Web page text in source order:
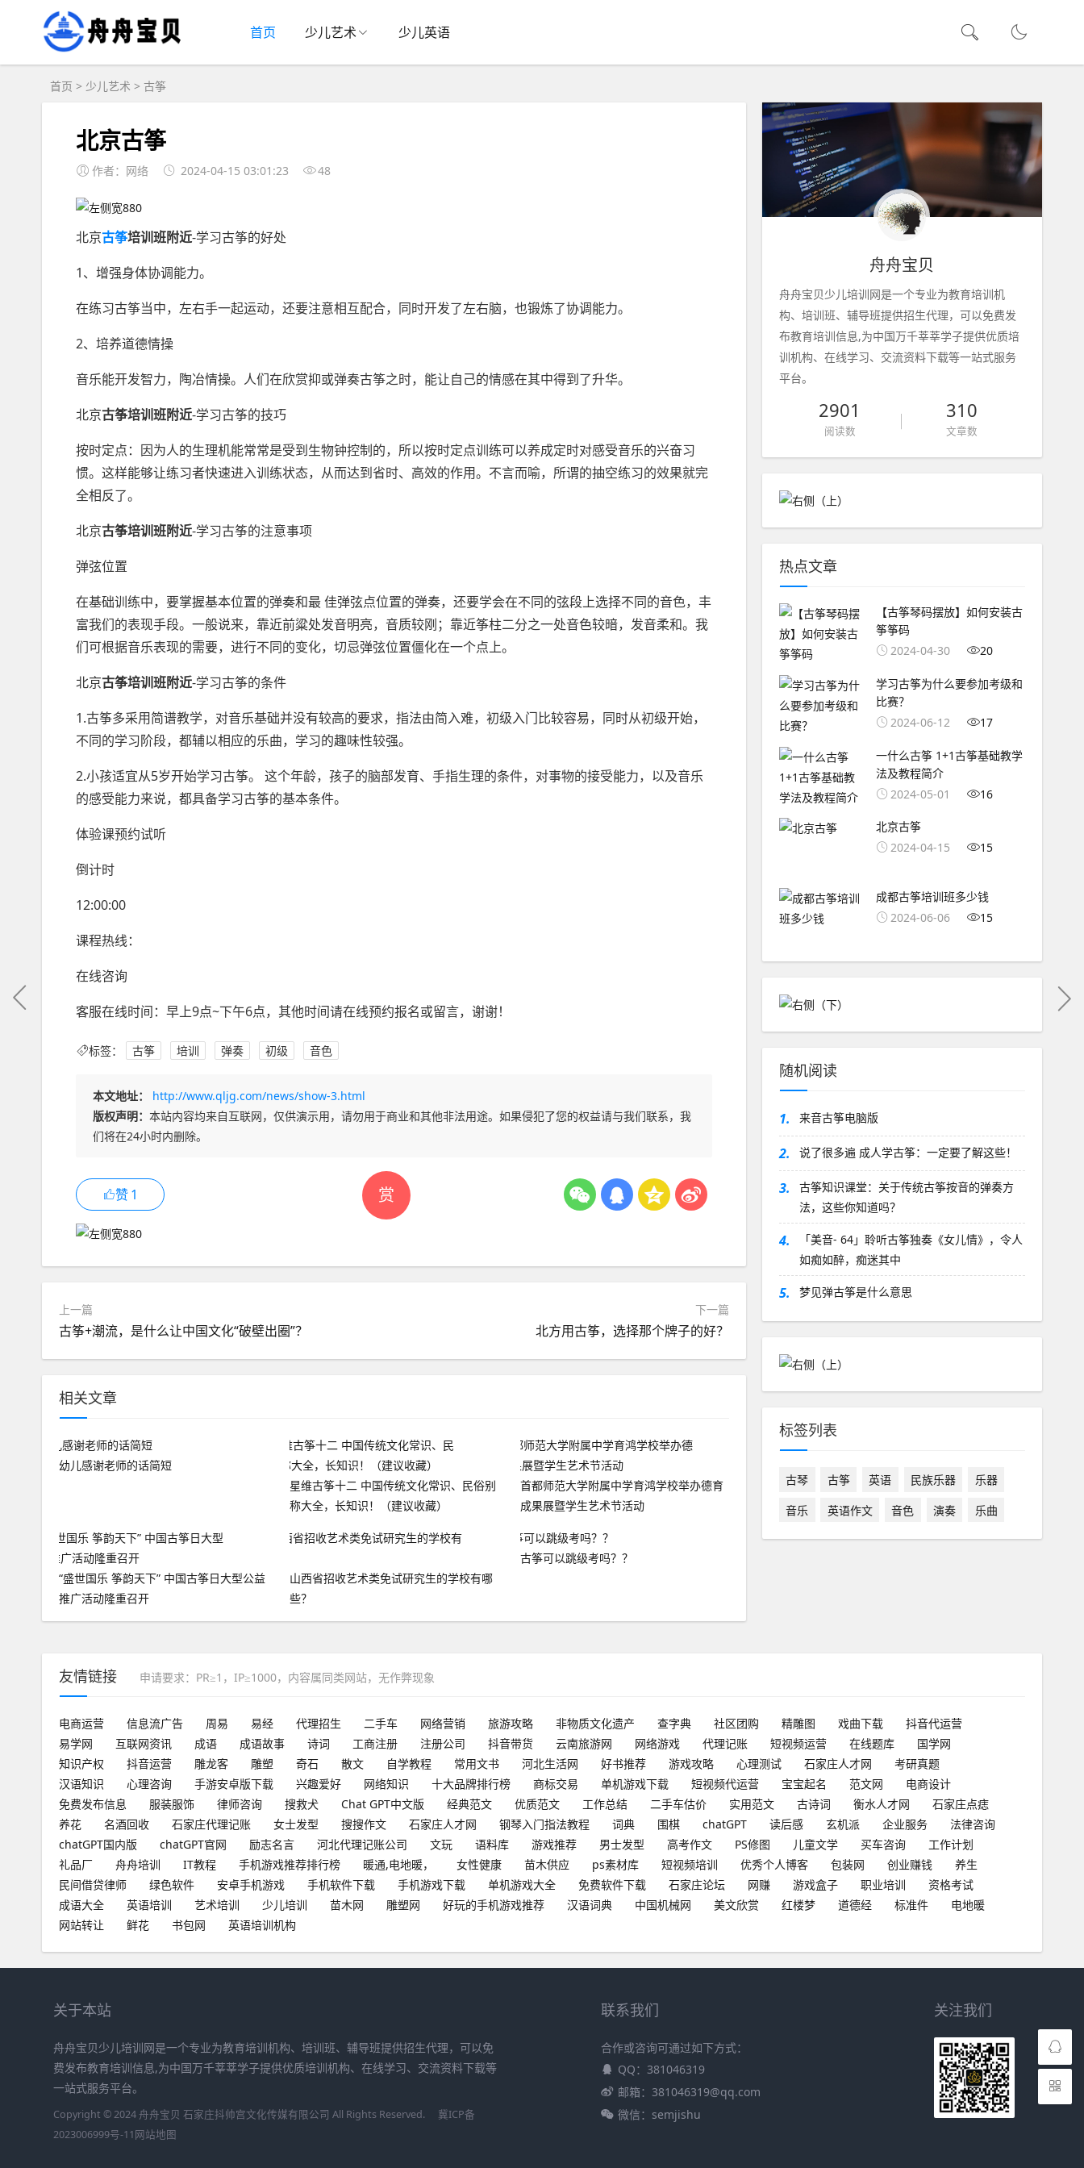
首页 少儿艺术 少儿英语
首页 > 少儿艺术 > 古筝
北京古筝
作者：网络 2024-04-15 03:01:23 48
北京古筝培训班附近-学习古筝的好处
1、增强身体协调能力。
在练习古筝当中，左右手一起运动，还要注意相互配合，同时开发了左右脑，也锻炼了协调能力。
2、培养道德情操
音乐能开发智力，陶冶情操。人们在欣赏抑或弹奏古筝之时，能让自己的情感在其中得到了升华。
北京古筝培训班附近-学习古筝的技巧
按时定点：因为人的生理机能常常是受到生物钟控制的，所以按时定点训练可以养成定时对感受音乐的兴奋习
惯。这样能够让练习者快速进入训练状态，从而达到省时、高效的作用。不言而喻，所谓的抽空练习的效果就完
全相反了。
北京古筝培训班附近-学习古筝的注意事项
弹弦位置
在基础训练中，要掌握基本位置的弹奏和最 佳弹弦点位置的弹奏，还要学会在不同的弦段上选择不同的音色，丰
富我们的表现手段。一般说来，靠近前粱处发音明亮，音质较刚；靠近筝柱二分之一处音色较暗，发音柔和。我
们可根据音乐表现的需要，进行不同的变化，切忌弹弦位置僵化在一个点上。
北京古筝培训班附近-学习古筝的条件
1.古筝多采用简谱教学，对音乐基础并没有较高的要求，指法由简入难，初级入门比较容易，同时从初级开始，
不同的学习阶段，都辅以相应的乐曲，学习的趣味性较强。
2.小孩适宜从5岁开始学习古筝。 这个年龄，孩子的脑部发育、手指生理的条件，对事物的接受能力，以及音乐
的感受能力来说，都具备学习古筝的基本条件。
体验课预约试听
倒计时
12:00:00
课程热线：
在线咨询
客服在线时间：早上9点~下午6点，其他时间请在线预约报名或留言，谢谢！
标签： 古筝 培训 弹奏 初级 音色
赏
本文地址：
http://www.qljg.com/news/show-3.html
版权声明： 本站内容均来自互联网，仅供演示用，请勿用于商业和其他非法用途。如果侵犯了您的权益请与我们联系，我
们将在24小时内删除。
赞1
上一篇
古筝+潮流，是什么让中国文化“破壁出圈”？
下一篇
北方用古筝，选择那个牌子的好？
相关文章
幼儿感谢老师的话简短
星维古筝十二 中国传统文化常识、民俗别
称大全，长知识！（建议收藏）
首都师范大学附属中学育鸿学校举办德育
成果展暨学生艺术节活动
“盛世国乐 筝韵天下” 中国古筝日大型公益
推广活动隆重召开
山西省招收艺术类免试研究生的学校有哪
些？
古筝可以跳级考吗？？
舟舟宝贝
舟舟宝贝少儿培训网是一个专业为教育培训机
构、培训班、辅导班提供招生代理，可以免费发
布教育培训信息,为中国万千莘莘学子提供优质培
训机构、在线学习、交流资料下载等一站式服务
平台。
2901
阅读数
310
文章数
热点文章
【古筝琴码摆放】如何安装古
筝筝码
2024-04-30
20
学习古筝为什么要参加考级和
比赛？
2024-06-12
17
一什么古筝 1+1古筝基础教学
法及教程简介
2024-05-01
16
北京古筝
2024-04-15
15
成都古筝培训班多少钱
2024-06-06
15
随机阅读
1. 来音古筝电脑版
2. 说了很多遍 成人学古筝：一定要了解这些！
3.
古筝知识课堂：关于传统古筝按音的弹奏方
法，这些你知道吗？
4.
「美音- 64」聆听古筝独奏《女儿情》，令人
如痴如醉，痴迷其中
5. 梦见弹古筝是什么意思
标签列表
古琴 古筝 英语 民族乐器
乐器
音乐
英语作文 音色 演奏 乐曲
友情链接 申请要求：PR≥1，IP≥1000，内容属同类网站，无作弊现象
电商运营 信息流广告 周易 易经 代理招生 二手车 网络营销 旅游攻略 非物质文化遗产 查字典 社区团购 精雕图 戏曲下载
抖音代运营
易学网
互联网资讯 成语 成语故事 诗词 工商注册 注册公司 抖音带货 云南旅游网 网络游戏 代理记账 短视频运营 在线题库
国学网
知识产权
抖音运营 雕龙客 雕塑 奇石 散文 自学教程 常用文书 河北生活网 好书推荐 游戏攻略 心理测试 石家庄人才网
考研真题
汉语知识
心理咨询 手游安卓版下载 兴趣爱好 网络知识 十大品牌排行榜 商标交易 单机游戏下载 短视频代运营 宝宝起名 范文网
电商设计
免费发布信息
服装服饰 律师咨询 搜救犬 Chat GPT中文版 经典范文 优质范文 工作总结 二手车估价 实用范文 古诗词 衡水人才网
石家庄点痣
养花
名酒回收 石家庄代理记账 女士发型 搜搜作文 石家庄人才网 钢琴入门指法教程 词典 围棋 chatGPT 读后感 玄机派 企业服务
法律咨询
chatGPT国内版
chatGPT官网 励志名言 河北代理记账公司 文玩 语料库 游戏推荐 男士发型 高考作文 PS修图 儿童文学 买车咨询
工作计划
礼品厂
舟舟培训 IT教程 手机游戏推荐排行榜 暖通,电地暖， 女性健康 苗木供应 ps素材库 短视频培训 优秀个人博客 包装网 创业赚钱
养生
民间借贷律师
绿色软件 安卓手机游戏 手机软件下载 手机游戏下载 单机游戏大全 免费软件下载 石家庄论坛 网赚 游戏盒子 职业培训
资格考试
成语大全
英语培训 艺术培训 少儿培训 苗木网 雕塑网 好玩的手机游戏推荐 汉语词典 中国机械网 美文欣赏 红楼梦 道德经 标准件
电地暖
网站转让
鲜花 书包网 英语培训机构
关于本站
舟舟宝贝少儿培训网是一个专业为教育培训机构、培训班、辅导班提供招生代理，可以免
费发布教育培训信息,为中国万千莘莘学子提供优质培训机构、在线学习、交流资料下载等
一站式服务平台。
Copyright © 2024 舟舟宝贝 石家庄抖帅宫文化传媒有限公司 All Rights Reserved.
冀ICP备
2023006999号-11网站地图
联系我们
合作或咨询可通过如下方式：
QQ：381046319
邮箱：381046319@qq.com
微信：semjishu
关注我们